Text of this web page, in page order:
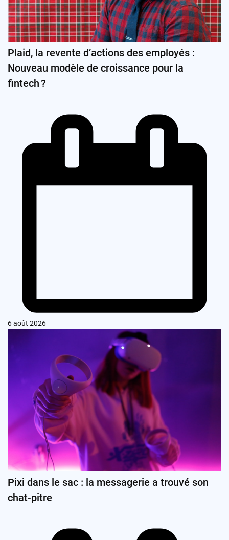
Plaid, la revente d’actions des employés :
Nouveau modèle de croissance pour la
fintech ?
6 août 2026
Pixi dans le sac : la messagerie a trouvé son
chat-pitre